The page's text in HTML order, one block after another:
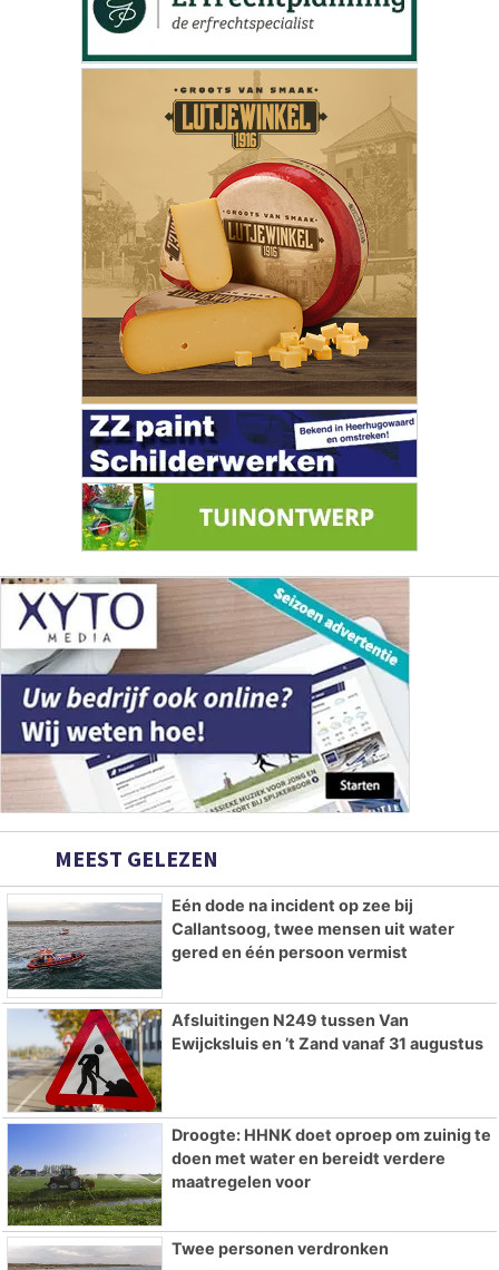
MEEST GELEZEN
Eén dode na incident op zee bij
Callantsoog, twee mensen uit water
gered en één persoon vermist
Afsluitingen N249 tussen Van
Ewijcksluis en ’t Zand vanaf 31 augustus
Droogte: HHNK doet oproep om zuinig te
doen met water en bereidt verdere
maatregelen voor
Twee personen verdronken